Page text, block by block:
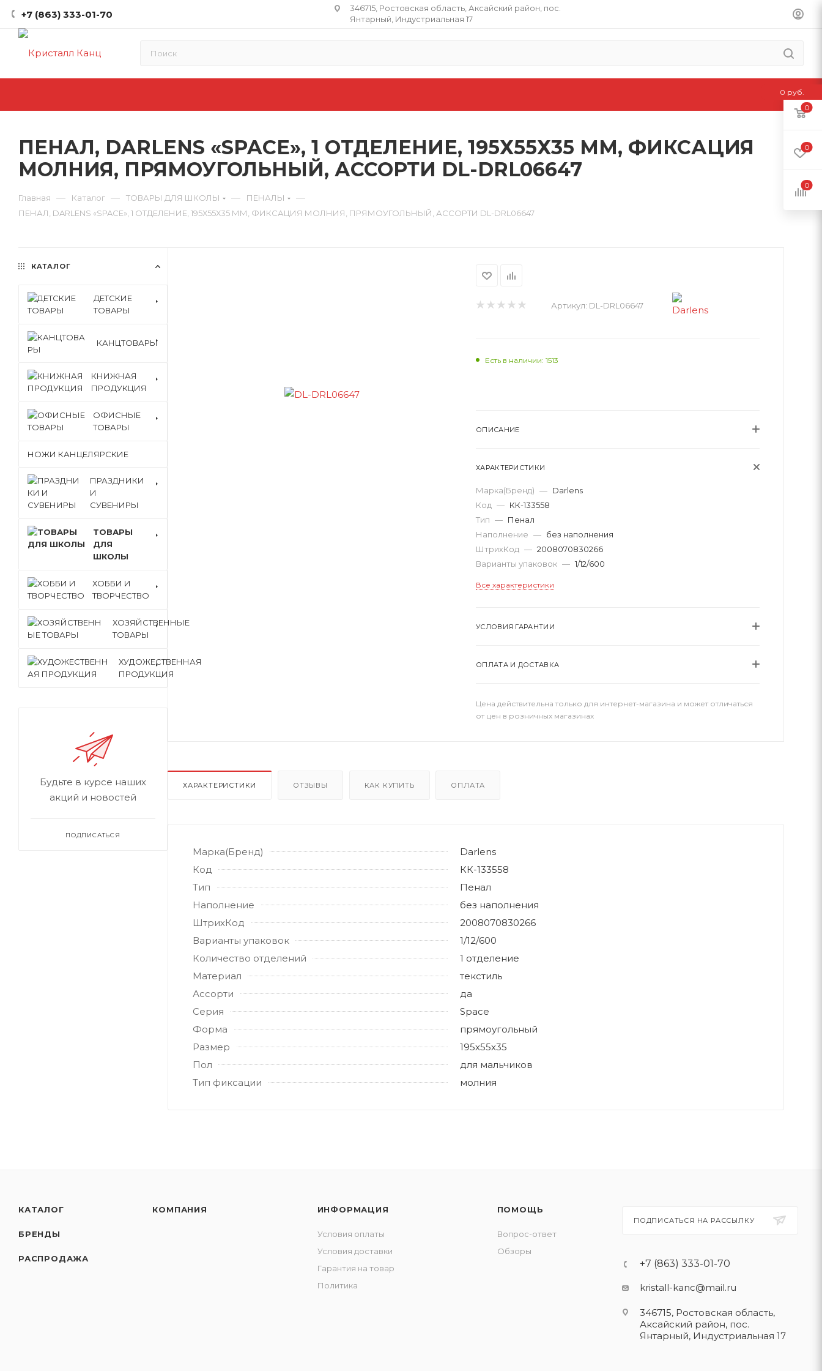
+7 (863) 333-01-70
346715, Ростовская область​, Аксайский район, пос.
Янтарный, Индустриальная 17
ПЕНАЛ, DARLENS «SPACE», 1 ОТДЕЛЕНИЕ, 195Х55Х35 ММ, ФИКСАЦИЯ
МОЛНИЯ, ПРЯМОУГОЛЬНЫЙ, АССОРТИ DL-DRL06647
Главная — Каталог — ТОВАРЫ ДЛЯ ШКОЛЫ — ПЕНАЛЫ —
ПЕНАЛ, DARLENS «SPACE», 1 ОТДЕЛЕНИЕ, 195Х55Х35 ММ, ФИКСАЦИЯ МОЛНИЯ, ПРЯМОУГОЛЬНЫЙ, АССОРТИ DL-DRL06647
Артикул: DL-DRL06647
Есть в наличии: 1513
ОПИСАНИЕ
ХАРАКТЕРИСТИКИ
Марка(Бренд) — Darlens
Код — КК-133558
Тип — Пенал
Наполнение — без наполнения
ШтрихКод — 2008070830266
Варианты упаковок — 1/12/600
Все характеристики
УСЛОВИЯ ГАРАНТИИ
ОПЛАТА И ДОСТАВКА
Цена действительна только для интернет-магазина и может отличаться
от цен в розничных магазинах
ХАРАКТЕРИСТИКИ ОТЗЫВЫ КАК КУПИТЬ ОПЛАТА
Марка(Бренд)
Darlens
Код
КК-133558
Тип
Пенал
Наполнение
без наполнения
ШтрихКод
2008070830266
Варианты упаковок
1/12/600
Количество отделений
1 отделение
Материал
текстиль
Ассорти
да
Серия
Space
Форма
прямоугольный
Размер
195х55х35
Пол
для мальчиков
Тип фиксации
молния
КАТАЛОГ
ДЕТСКИЕ
ТОВАРЫ
КАНЦТОВАРЫ
КНИЖНАЯ
ПРОДУКЦИЯ
ОФИСНЫЕ
ТОВАРЫ
НОЖИ КАНЦЕЛЯРСКИЕ
ПРАЗДНИКИ
И
СУВЕНИРЫ
ТОВАРЫ
ДЛЯ
ШКОЛЫ
ХОББИ И
ТВОРЧЕСТВО
ХОЗЯЙСТВЕННЫЕ
ТОВАРЫ
ХУДОЖЕСТВЕННАЯ
ПРОДУКЦИЯ
Будьте в курсе наших
акций и новостей
ПОДПИСАТЬСЯ
КАТАЛОГ
БРЕНДЫ
РАСПРОДАЖА
КОМПАНИЯ ИНФОРМАЦИЯ
Условия оплаты
Условия доставки
Гарантия на товар
Политика
ПОМОЩЬ
Вопрос-ответ
Обзоры
ПОДПИСАТЬСЯ НА РАССЫЛКУ
+7 (863) 333-01-70
kristall-kanc@mail.ru
346715, Ростовская область​,
Аксайский район, пос.
Янтарный, Индустриальная 17
0
0
0
0 руб.